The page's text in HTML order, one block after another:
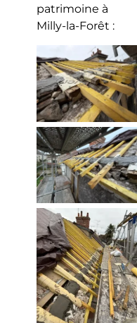
patrimoine à
Milly-la-Forêt :